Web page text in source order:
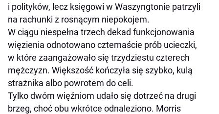
i polityków, lecz księgowi w Waszyngtonie patrzyli
na rachunki z rosnącym niepokojem.
W ciągu niespełna trzech dekad funkcjonowania
więzienia odnotowano czternaście prób ucieczki,
w które zaangażowało się trzydziestu czterech
mężczyzn. Większość kończyła się szybko, kulą
strażnika albo powrotem do celi.
Tylko dwóm więźniom udało się dotrzeć na drugi
brzeg, choć obu wkrótce odnaleziono. Morris